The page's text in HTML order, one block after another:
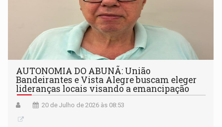
AUTONOMIA DO ABUNÃ: União
Bandeirantes e Vista Alegre buscam eleger
lideranças locais visando a emancipação
20 de Julho de 2026 às 08:53